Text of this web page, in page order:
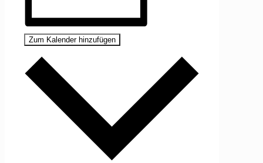
Zum Kalender hinzufügen